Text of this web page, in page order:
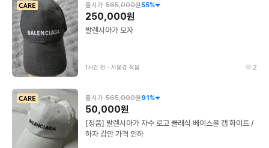
출시가 565,000원55%
250,000원
발렌시아가 모자
1시간 전 ∙ 사용감 적음 2
출시가 565,000원91%
50,000원
[정품] 발렌시아가 자수 로고 클래식 베이스볼 캡 화이트 /
하자 감안 가격 인하